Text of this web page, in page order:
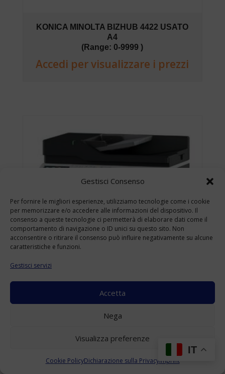
Gestisci Consenso
Per fornire le migliori esperienze, utilizziamo tecnologie come i cookie
per memorizzare e/o accedere alle informazioni del dispositivo. Il
consenso a queste tecnologie ci permetterà di elaborare dati come il
comportamento di navigazione o ID unici su questo sito. Non
acconsentire o ritirare il consenso può influire negativamente su alcune
caratteristiche e funzioni.
Gestisci servizi
Accetta
Nega
Visualizza preferenze
Cookie PolicyDichiarazione sulla PrivacyImprint
KONICA MINOLTA BIZHUB 4422 USATO
A4
(Range: 0-9999 )
Accedi per visualizzare i prezzi
A4
Accedi per visualizzare i prezziIT